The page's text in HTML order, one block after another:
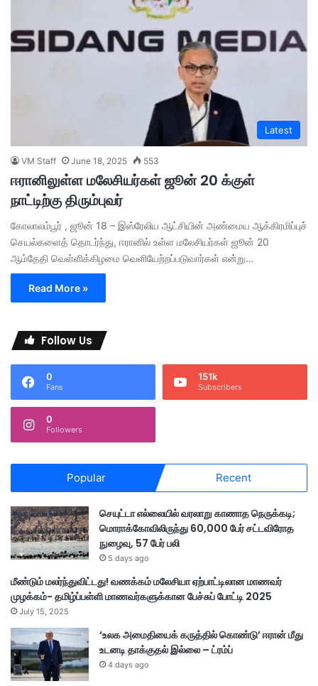
Latest
VM Staff June 18, 2025 553
ஈரானிலுள்ள மலேசியர்கள் ஜூன் 20 க்குள்
நாட்டிற்கு திரும்புவர்
கோலாலம்பூர் , ஜூன் 18 – இஸ்ரேலிய ஆட்சியின் அண்மைய ஆக்கிரமிப்புச்
செயல்களைத் தொடர்ந்து, ஈரானில் உள்ள மலேசியர்கள் ஜூன் 20
ஆம்தேதி வெள்ளிக்கிழமை வெளியேற்றப்படுவார்கள் என்று…
Read More »
Follow Us
0
Fans
151k
Subscribers
0
Followers
Popular Recent
செயுட்டா எல்லையில் வரலாறு காணாத நெருக்கடி;
மொராக்கோவிலிருந்து 60,000 பேர் சட்டவிரோத
நுழைவு, 57 பேர் பலி
5 days ago
மீண்டும் மலர்ந்துவிட்டது! வணக்கம் மலேசியா ஏற்பாட்டிலான மாணவர்
முழக்கம்- தமிழ்ப்பள்ளி மாணவர்களுக்கான பேச்சுப் போட்டி 2025
July 15, 2025
‘உலக அமைதியைக் கருத்தில் கொண்டு’ ஈரான் மீது
உடனடி தாக்குதல் இல்லை – ட்ரம்ப்
4 days ago